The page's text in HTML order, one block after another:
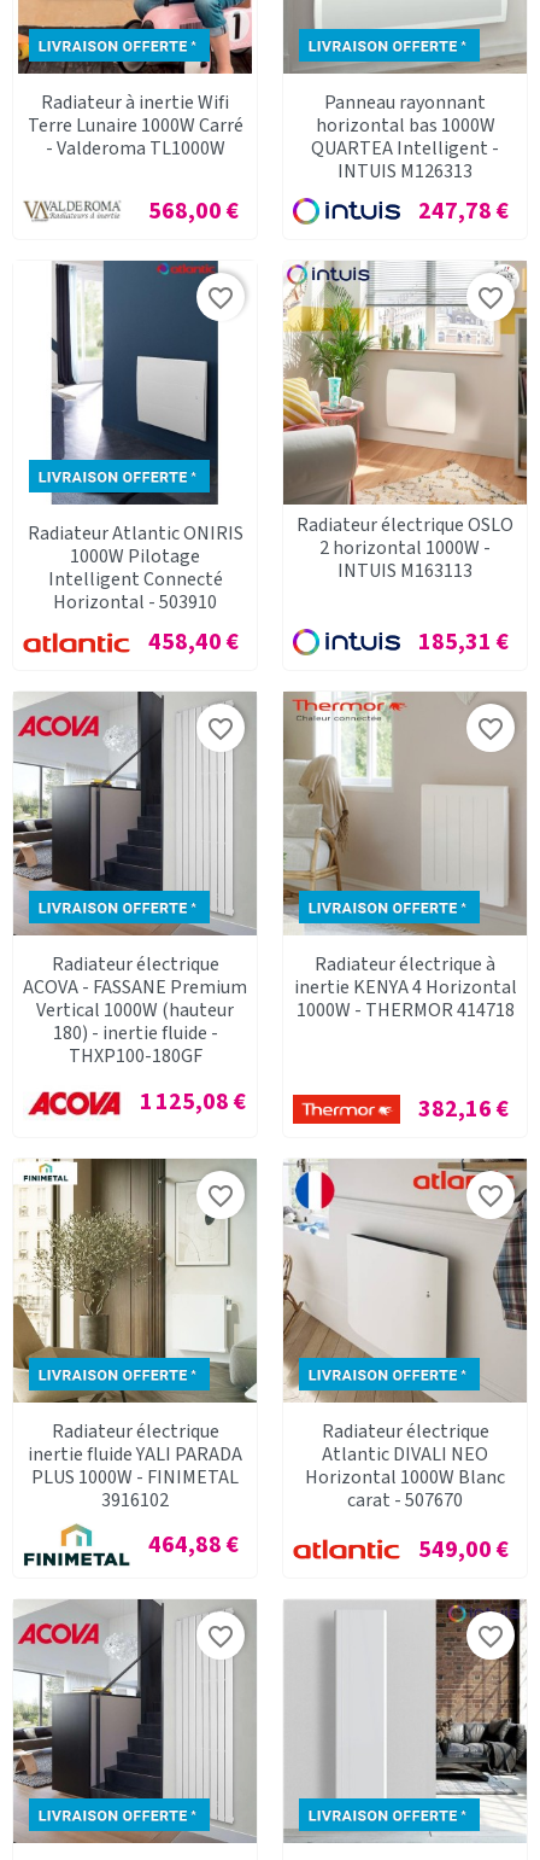
Radiateur à inertie Wifi
Terre Lunaire 1000W Carré
- Valderoma TL1000W
Prix
568,00 €
Panneau rayonnant
horizontal bas 1000W
QUARTEA Intelligent -
INTUIS M126313
Prix
247,78 €
Radiateur Atlantic ONIRIS
1000W Pilotage
Intelligent Connecté
Horizontal - 503910
Prix
458,40 €
favorite_border
Radiateur électrique OSLO
2 horizontal 1000W -
INTUIS M163113
Prix
185,31 €
favorite_border
Radiateur électrique
ACOVA - FASSANE Premium
Vertical 1000W (hauteur
180) - inertie fluide -
THXP100-180GF
Prix
1 125,08 €
favorite_border
Radiateur électrique à
inertie KENYA 4 Horizontal
1000W - THERMOR 414718
Prix
382,16 €
favorite_border
Radiateur électrique
inertie fluide YALI PARADA
PLUS 1000W - FINIMETAL
3916102
Prix
464,88 €
favorite_border
Radiateur électrique
Atlantic DIVALI NEO
Horizontal 1000W Blanc
carat - 507670
Prix
549,00 €
favorite_border
favorite_border favorite_border